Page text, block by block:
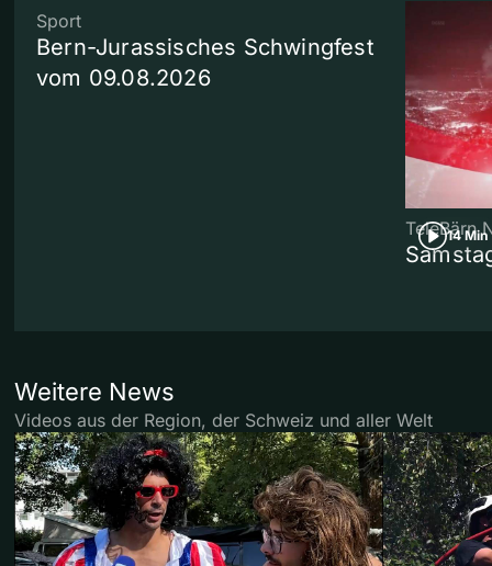
Sport
Bern-Jurassisches Schwingfest
vom 09.08.2026
14 Min
TeleBärn
Weitere News
Videos aus der Region, der Schweiz und aller Welt